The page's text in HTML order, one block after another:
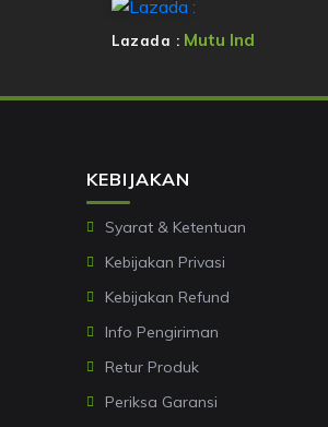
Lazada : Mutu Ind
KEBIJAKAN
Syarat & Ketentuan
Kebijakan Privasi
Kebijakan Refund
Info Pengiriman
Retur Produk
Periksa Garansi